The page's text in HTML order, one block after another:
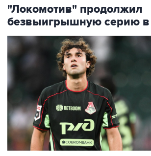
"Локомотив" продолжил
безвыигрышную серию